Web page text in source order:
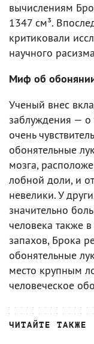
вычислениям
1347 см³.
критиковали
научного
Миф об
Ученый внес
заблуждения — о
очень
обонятельные
мозга,
лобной доли, и
невелики. У
значительно
человека также
запахов, Брока
обонятельные
место крупным
человеческое
ЧИТАЙТЕ ТАКЖЕ